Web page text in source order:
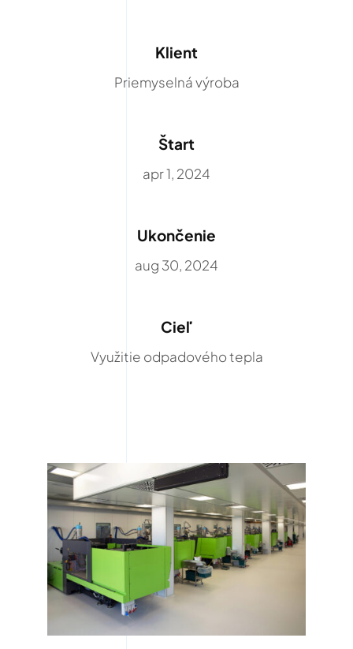
Klient
Priemyselná výroba
Štart
apr 1, 2024
Ukončenie
aug 30, 2024
Cieľ
Využitie odpadového tepla